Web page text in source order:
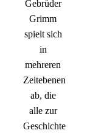
Gebrüder
Grimm
spielt sich
in
mehreren
Zeitebenen
ab, die
alle zur
Geschichte